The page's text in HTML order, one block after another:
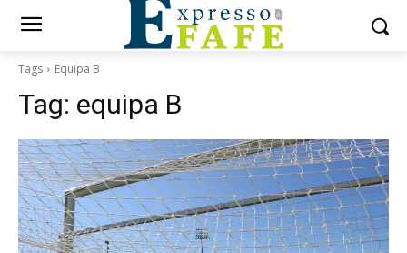
Tags Equipa B
Tag: equipa B